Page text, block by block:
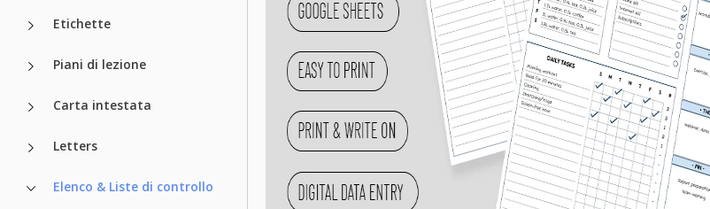
Etichette
Piani di lezione
Carta intestata
Letters
Elenco & Liste di controllo